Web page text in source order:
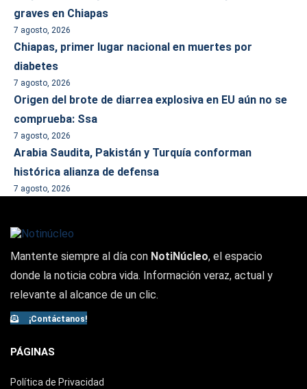
graves en Chiapas
7 agosto, 2026
Chiapas, primer lugar nacional en muertes por
diabetes
7 agosto, 2026
Origen del brote de diarrea explosiva en EU aún no se
comprueba: Ssa
7 agosto, 2026
Arabia Saudita, Pakistán y Turquía conforman
histórica alianza de defensa
7 agosto, 2026
Mantente siempre al día con NotiNúcleo, el espacio
donde la noticia cobra vida. Información veraz, actual y
relevante al alcance de un clic.
¡Contáctanos!
PÁGINAS
Política de Privacidad